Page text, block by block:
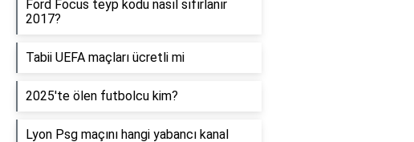
Ford Focus teyp kodu nasıl sıfırlanır
2017?
Tabii UEFA maçları ücretli mi
2025'te ölen futbolcu kim?
Lyon Psg maçını hangi yabancı kanal